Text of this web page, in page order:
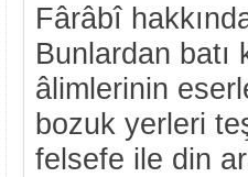
Fârâbî
Bunlardan batı
âlimlerinin
bozuk yerleri
felsefe ile din